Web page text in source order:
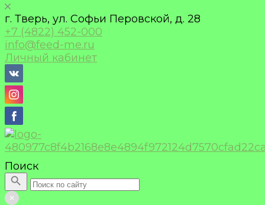
г. Тверь, ул. Софьи Перовской, д. 28
+7 (4822) 452-000
info@feed-me.ru
Личный кабинет
Поиск